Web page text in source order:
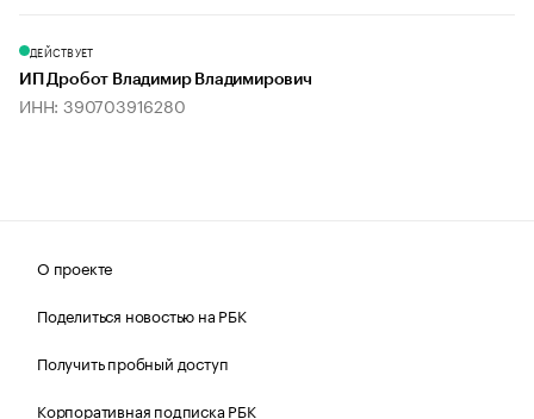
ДЕЙСТВУЕТ
ИП Дробот Владимир Владимирович
ИНН: 390703916280
О проекте
Поделиться новостью на РБК
Получить пробный доступ
Корпоративная подписка РБК